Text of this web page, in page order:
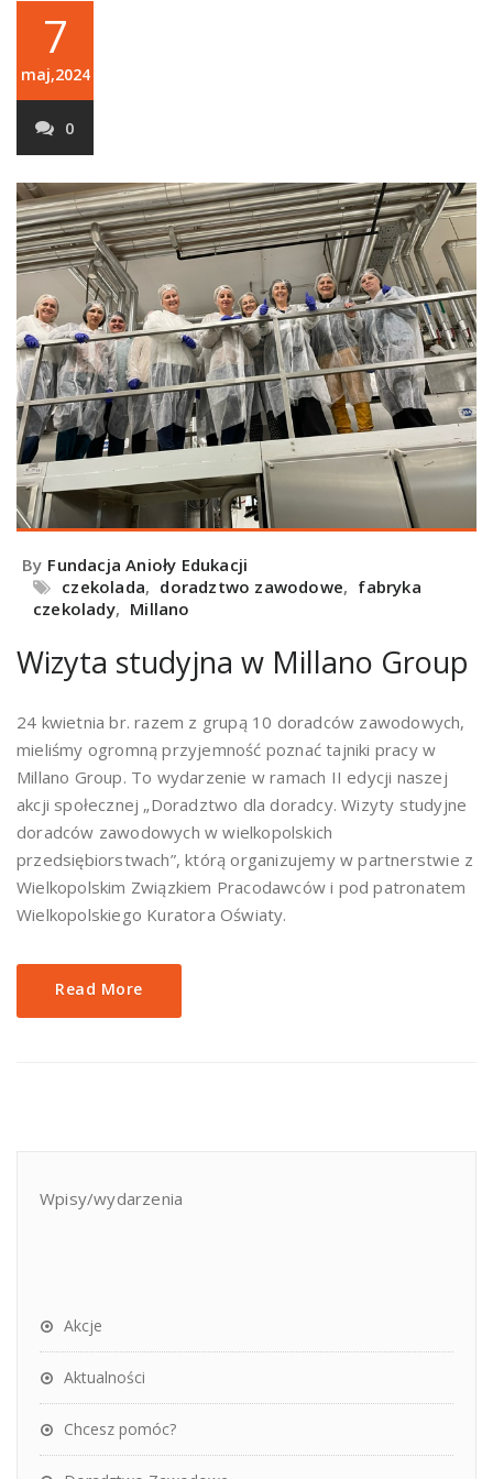
7
maj,2024
0
By Fundacja Anioły Edukacji
czekolada, doradztwo zawodowe, fabryka
czekolady, Millano
Wizyta studyjna w Millano Group
24 kwietnia br. razem z grupą 10 doradców zawodowych,
mieliśmy ogromną przyjemność poznać tajniki pracy w
Millano Group. To wydarzenie w ramach II edycji naszej
akcji społecznej „Doradztwo dla doradcy. Wizyty studyjne
doradców zawodowych w wielkopolskich
przedsiębiorstwach”, którą organizujemy w partnerstwie z
Wielkopolskim Związkiem Pracodawców i pod patronatem
Wielkopolskiego Kuratora Oświaty.
Read More
Wpisy/wydarzenia
Akcje
Aktualności
Chcesz pomóc?